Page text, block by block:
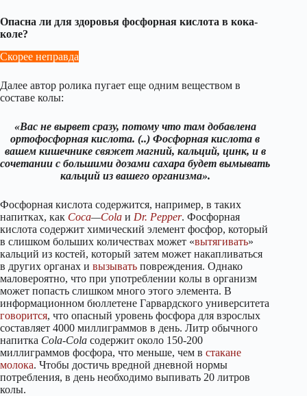
Опасна ли для здоровья фосфорная кислота в кока-
коле?
Скорее неправда
Далее автор ролика пугает еще одним веществом в
составе колы:
«Вас не вырвет сразу, потому что там добавлена
ортофосфорная кислота. (..) Фосфорная кислота в
вашем кишечнике свяжет магний, кальций, цинк, и в
сочетании с большими дозами сахара будет вымывать
кальций из вашего организма».
Фосфорная кислота содержится, например, в таких
напитках, как Coca—Cola и Dr. Pepper. Фосфорная
кислота содержит химический элемент фосфор, который
в слишком больших количествах может «вытягивать»
кальций из костей, который затем может накапливаться
в других органах и вызывать повреждения. Однако
маловероятно, что при употреблении колы в организм
может попасть слишком много этого элемента. В
информационном бюллетене Гарвардского университета
говорится, что опасный уровень фосфора для взрослых
составляет 4000 миллиграммов в день. Литр обычного
напитка Cola-Cola содержит около 150-200
миллиграммов фосфора, что меньше, чем в стакане
молока. Чтобы достичь вредной дневной нормы
потребления, в день необходимо выпивать 20 литров
колы.